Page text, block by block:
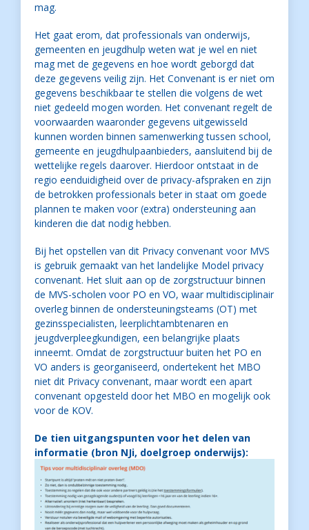
mag.
Het gaat erom, dat professionals van onderwijs,
gemeenten en jeugdhulp weten wat je wel en niet
mag met de gegevens en hoe wordt geborgd dat
deze gegevens veilig zijn. Het Convenant is er niet om
gegevens beschikbaar te stellen die volgens de wet
niet gedeeld mogen worden. Het convenant regelt de
voorwaarden waaronder gegevens uitgewisseld
kunnen worden binnen samenwerking tussen school,
gemeente en jeugdhulpaanbieders, aansluitend bij de
wettelijke regels daarover. Hierdoor ontstaat in de
regio eenduidigheid over de privacy-afspraken en zijn
de betrokken professionals beter in staat om goede
plannen te maken voor (extra) ondersteuning aan
kinderen die dat nodig hebben.
Bij het opstellen van dit Privacy convenant voor MVS
is gebruik gemaakt van het landelijke Model privacy
convenant. Het sluit aan op de zorgstructuur binnen
de MVS-scholen voor PO en VO, waar multidisciplinair
overleg binnen de ondersteuningsteams (OT) met
gezinsspecialisten, leerplichtambtenaren en
jeugdverpleegkundigen, een belangrijke plaats
inneemt. Omdat de zorgstructuur buiten het PO en
VO anders is georganiseerd, ondertekent het MBO
niet dit Privacy convenant, maar wordt een apart
convenant opgesteld door het MBO en mogelijk ook
voor de KOV.
De tien uitgangspunten voor het delen van
informatie (bron NJi, doelgroep onderwijs):